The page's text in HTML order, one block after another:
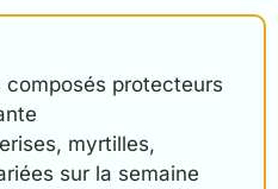
composés protecteurs
myrtilles,
sur la semaine